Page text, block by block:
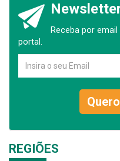
Receba por
portal.
REGIÕES